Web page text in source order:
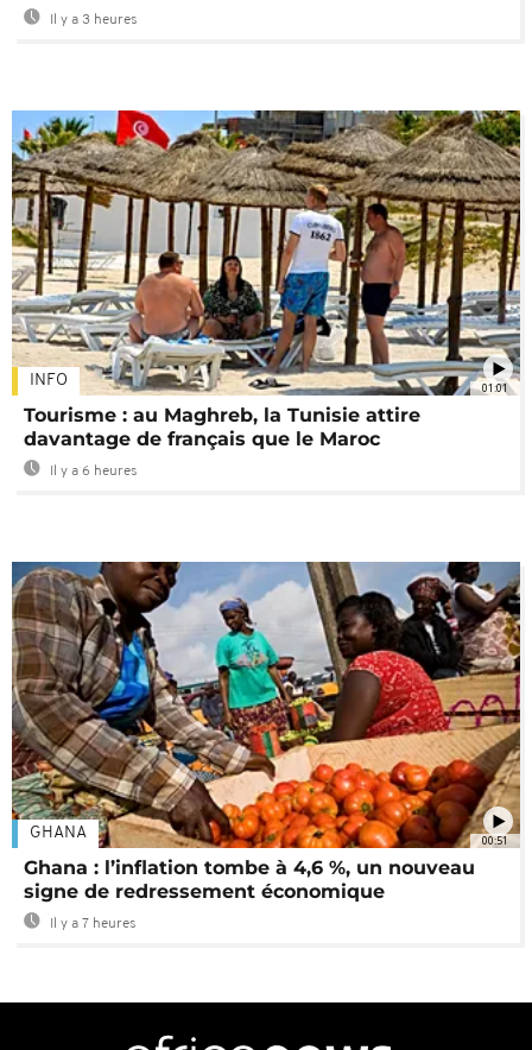
Il y a 3 heures
01:01
INFO
Tourisme : au Maghreb, la Tunisie attire
davantage de français que le Maroc
Il y a 6 heures
00:51
GHANA
Ghana : l’inflation tombe à 4,6 %, un nouveau
signe de redressement économique
Il y a 7 heures